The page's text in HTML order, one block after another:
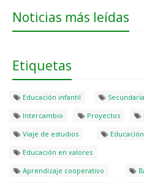
Noticias más leídas
Etiquetas
Educación infantil Secundaria
Intercambio
Proyectos
Viaje de estudios
Educación en valores
Aprendizaje cooperativo